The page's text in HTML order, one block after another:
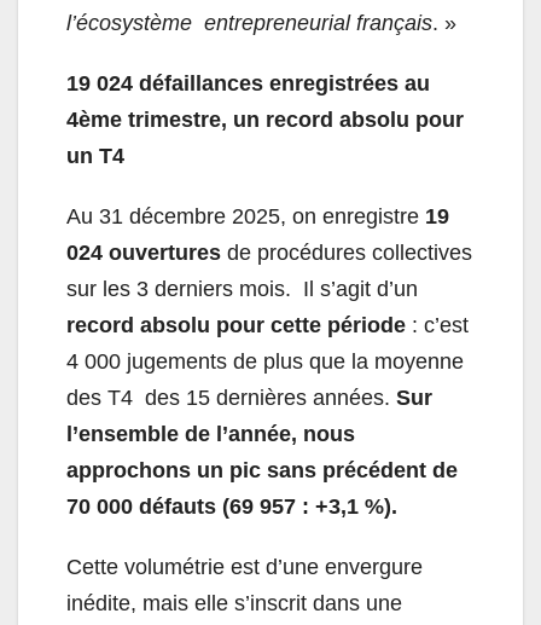
l’écosystème entrepreneurial français. »
19 024 défaillances enregistrées au
4ème trimestre, un record absolu pour
un T4
Au 31 décembre 2025, on enregistre 19
024 ouvertures de procédures collectives
sur les 3 derniers mois. Il s’agit d’un
record absolu pour cette période : c’est
4 000 jugements de plus que la moyenne
des T4 des 15 dernières années. Sur
l’ensemble de l’année, nous
approchons un pic sans précédent de
70 000 défauts (69 957 : +3,1 %).
Cette volumétrie est d’une envergure
inédite, mais elle s’inscrit dans une